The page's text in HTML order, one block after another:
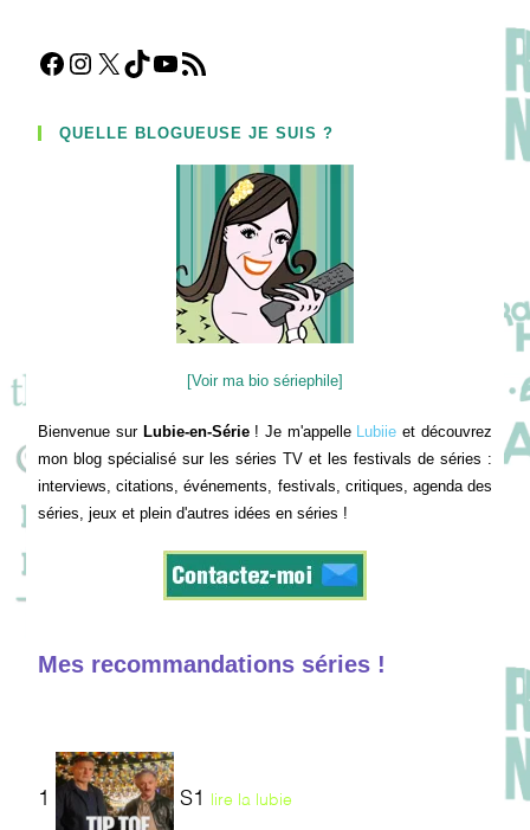
Facebook
Instagram
X TikTokYouTube
Flux RSS
QUELLE BLOGUEUSE JE SUIS ?
[Voir ma bio sériephile]
Bienvenue sur Lubie-en-Série! Je m'appelle Lubiie et découvrez
mon blog spécialisé sur les séries TV et les festivals de séries :
interviews, citations, événements, festivals, critiques, agenda des
séries, jeux et plein d'autres idées en séries !
Mes recommandations séries !
1 S1 lire la lubie